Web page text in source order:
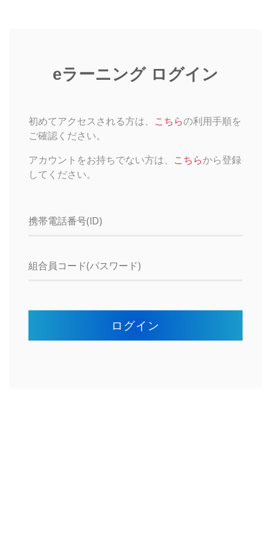
eラーニング ログイン
初めてアクセスされる方は、 こちらの利用手順を
ご確認ください。
アカウントをお持ちでない方は、 こちらから登録
してください。